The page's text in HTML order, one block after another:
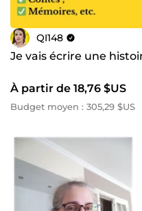
QI148
Je vais écrire une
À partir de 18,76 $US
Budget moyen : 305,29 $US